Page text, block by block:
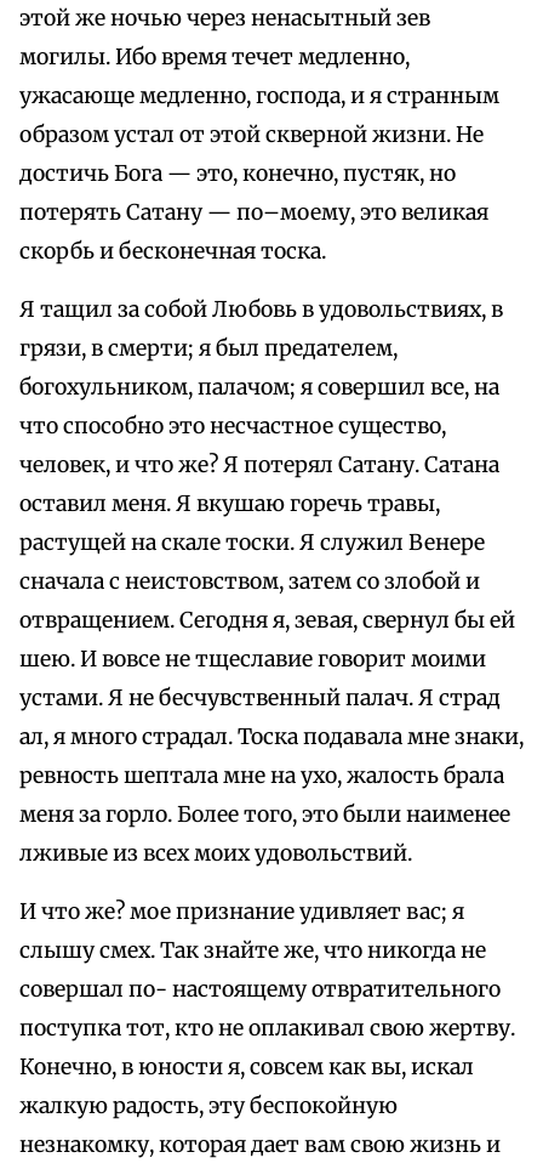
этой же ночью через ненасытный зев
могилы. Ибо время течет медленно,
ужасающе медленно, господа, и я странным
образом устал от этой скверной жизни. Не
достичь Бога — это, конечно, пустяк, но
потерять Сатану — по–моему, это великая
скорбь и бесконечная тоска.
Я тащил за собой Любовь в удовольствиях, в
грязи, в смерти; я был предателем,
богохульником, палачом; я совершил все, на
что способно это несчастное существо,
человек, и что же? Я потерял Сатану. Сатана
оставил меня. Я вкушаю горечь травы,
растущей на скале тоски. Я служил Венере
сначала с неистовством, затем со злобой и
отвращением. Сегодня я, зевая, свернул бы ей
шею. И вовсе не тщеславие говорит моими
устами. Я не бесчувственный палач. Я страд
ал, я много страдал. Тоска подавала мне знаки,
ревность шептала мне на ухо, жалость брала
меня за горло. Более того, это были наименее
лживые из всех моих удовольствий.
И что же? мое признание удивляет вас; я
слышу смех. Так знайте же, что никогда не
совершал по- настоящему отвратительного
поступка тот, кто не оплакивал свою жертву.
Конечно, в юности я, совсем как вы, искал
жалкую радость, эту беспокойную
незнакомку, которая дает вам свою жизнь и